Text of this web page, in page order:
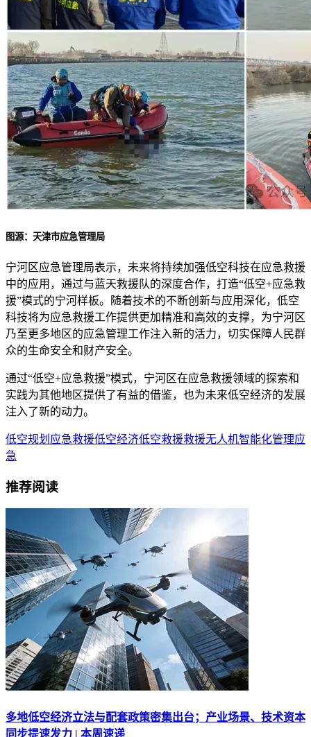
图源：天津市应急管理局
宁河区应急管理局表示，未来将持续加强低空科技在应急救援
中的应用，通过与蓝天救援队的深度合作，打造“低空+应急救
援”模式的宁河样板。随着技术的不断创新与应用深化，低空
科技将为应急救援工作提供更加精准和高效的支撑，为宁河区
乃至更多地区的应急管理工作注入新的活力，切实保障人民群
众的生命安全和财产安全。
通过“低空+应急救援”模式，宁河区在应急救援领域的探索和
实践为其他地区提供了有益的借鉴，也为未来低空经济的发展
注入了新的动力。
低空规划 应急救援低空经济低空救援救援无人机智能化管理应
急
推荐阅读
多地低空经济立法与配套政策密集出台；产业场景、技术资本
同步提速发力 | 本周速递